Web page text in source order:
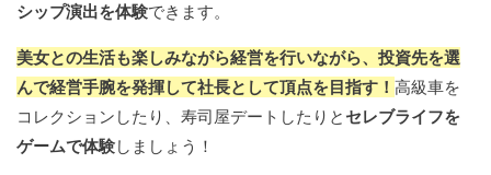
シップ演出を体験できます。
美女との生活も楽しみながら経営を行いながら、投資先を選
んで経営手腕を発揮して社長として頂点を目指す！ 高級車を
コレクションしたり、寿司屋デートしたりと セレブライフを
ゲームで体験しましょう！